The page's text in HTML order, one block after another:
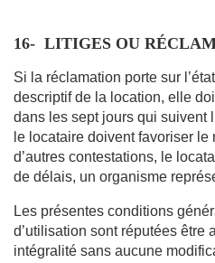
16- LITIGES OU
Si la réclamation porte sur
descriptif de la location, elle
dans les sept jours qui suivent
le locataire doivent favoriser
d’autres contestations, le
de délais, un organisme
Les présentes conditions
d’utilisation sont réputées être
intégralité sans aucune